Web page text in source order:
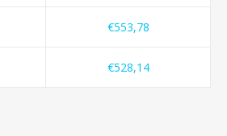
€553,78
€528,14